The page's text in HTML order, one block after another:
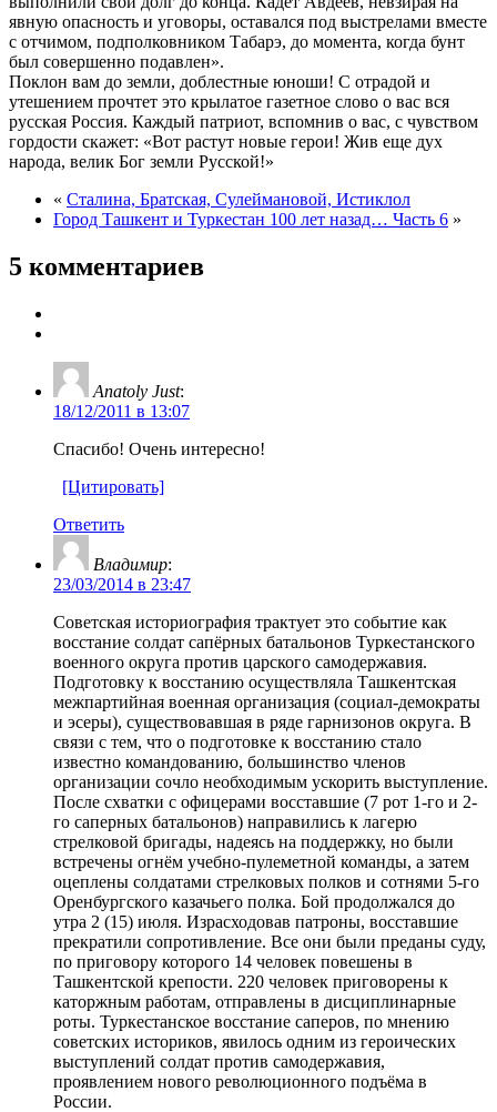
явную опасность и уговоры, оставался под выстрелами вместе
с отчимом, подполковником Табарэ, до момента, когда бунт
был совершенно подавлен».
Поклон вам до земли, доблестные юноши! С отрадой и
утешением прочтет это крылатое газетное слово о вас вся
русская Россия. Каждый патриот, вспомнив о вас, с чувством
гордости скажет: «Вот растут новые герои! Жив еще дух
народа, велик Бог земли Русской!»
« Сталина, Братская, Сулеймановой, Истиклол
Город Ташкент и Туркестан 100 лет назад… Часть 6 »
5 комментариев
Anatoly Just:
18/12/2011 в 13:07
Спасибо! Очень интересно!
[Цитировать]
Ответить
Владимир:
23/03/2014 в 23:47
Советская историография трактует это событие как
восстание солдат сапёрных батальонов Туркестанского
военного округа против царского самодержавия.
Подготовку к восстанию осуществляла Ташкентская
межпартийная военная организация (социал-демократы
и эсеры), существовавшая в ряде гарнизонов округа. В
связи с тем, что о подготовке к восстанию стало
известно командованию, большинство членов
организации сочло необходимым ускорить выступление.
После схватки с офицерами восставшие (7 рот 1-го и 2-
го саперных батальонов) направились к лагерю
стрелковой бригады, надеясь на поддержку, но были
встречены огнём учебно-пулеметной команды, а затем
оцеплены солдатами стрелковых полков и сотнями 5-го
Оренбургского казачьего полка. Бой продолжался до
утра 2 (15) июля. Израсходовав патроны, восставшие
прекратили сопротивление. Все они были преданы суду,
по приговору которого 14 человек повешены в
Ташкентской крепости. 220 человек приговорены к
каторжным работам, отправлены в дисциплинарные
роты. Туркестанское восстание саперов, по мнению
советских историков, явилось одним из героических
выступлений солдат против самодержавия,
проявлением нового революционного подъёма в
России.